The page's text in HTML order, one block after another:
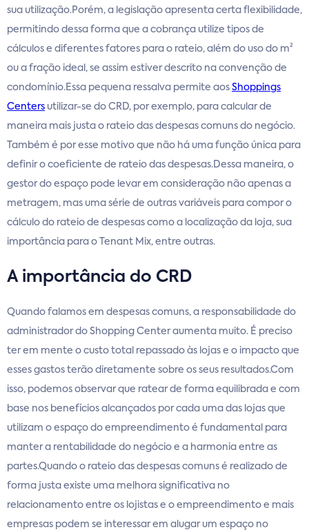
sua utilização.Porém, a legislação apresenta certa flexibilidade,
permitindo dessa forma que a cobrança utilize tipos de
cálculos e diferentes fatores para o rateio, além do uso do m²
ou a fração ideal, se assim estiver descrito na convenção de
condomínio.Essa pequena ressalva permite aos Shoppings
Centers utilizar-se do CRD, por exemplo, para calcular de
maneira mais justa o rateio das despesas comuns do negócio.
Também é por esse motivo que não há uma função única para
definir o coeficiente de rateio das despesas.Dessa maneira, o
gestor do espaço pode levar em consideração não apenas a
metragem, mas uma série de outras variáveis para compor o
cálculo do rateio de despesas como a localização da loja, sua
importância para o Tenant Mix, entre outras.
A importância do CRD
Quando falamos em despesas comuns, a responsabilidade do
administrador do Shopping Center aumenta muito. É preciso
ter em mente o custo total repassado às lojas e o impacto que
esses gastos terão diretamente sobre os seus resultados.Com
isso, podemos observar que ratear de forma equilibrada e com
base nos benefícios alcançados por cada uma das lojas que
utilizam o espaço do empreendimento é fundamental para
manter a rentabilidade do negócio e a harmonia entre as
partes.Quando o rateio das despesas comuns é realizado de
forma justa existe uma melhora significativa no
relacionamento entre os lojistas e o empreendimento e mais
empresas podem se interessar em alugar um espaço no